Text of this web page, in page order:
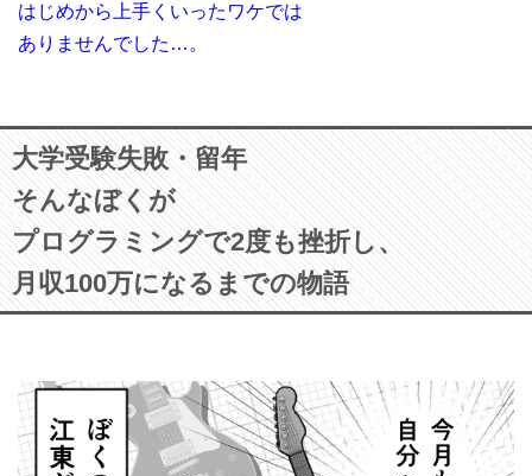
はじめから上手くいったワケでは
ありませんでした…。
大学受験失敗・留年
そんなぼくが
プログラミングで2度も挫折し、
月収100万になるまでの物語